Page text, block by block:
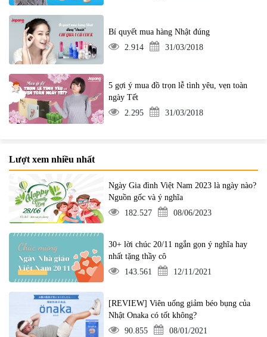
Bí quyết mua hàng Nhật đúng
2.914
31/03/2018
5 gợi ý mua đồ trọn lễ tình yêu, vẹn toàn
ngày Tết
2.295
31/03/2018
Lượt xem nhiều nhất
Ngày Gia đình Việt Nam 2023 là ngày nào?
Nguồn gốc và ý nghĩa
182.527
08/06/2023
30+ lời chúc 20/11 ngắn gọn ý nghĩa hay
nhất tặng thầy cô
143.561
12/11/2021
[REVIEW] Viên uống giảm béo bụng của
Nhật Onaka có tốt không?
90.855
08/01/2021